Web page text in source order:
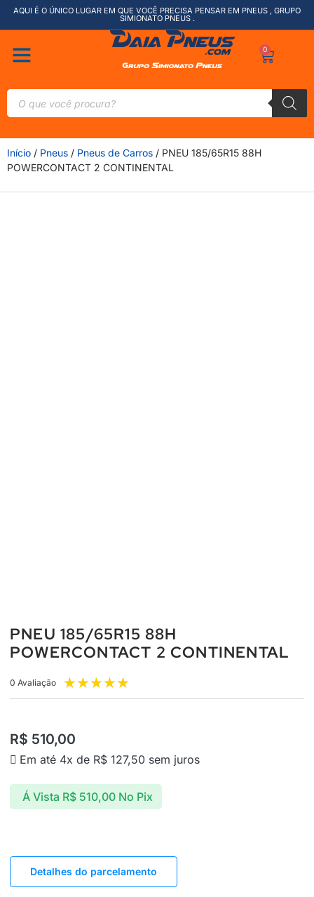
AQUI É O ÚNICO LUGAR EM QUE VOCÊ PRECISA PENSAR EM PNEUS , GRUPO
SIMIONATO PNEUS .
0
Início / Pneus / Pneus de Carros / PNEU 185/65R15 88H
POWERCONTACT 2 CONTINENTAL
PNEU 185/65R15 88H
POWERCONTACT 2 CONTINENTAL
0 Avaliação ★★★★★
R$ 510,00
Em até 4x de R$ 127,50 sem juros
Á Vista R$510,00 No Pix
Detalhes do parcelamento